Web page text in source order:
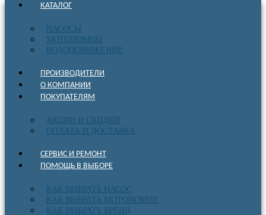
КАТАЛОГ
НАСОСЫ
МОТОПОМПЫ
ВОДОПОНИЖЕНИЕ
ПРОИЗВОДИТЕЛИ
О КОМПАНИИ
ПОКУПАТЕЛЯМ
АКЦИИ И СКИДКИ
ОПЛАТА И ДОСТАВКА
СЕРВИС И РЕМОНТ
ПОМОЩЬ В ВЫБОРЕ
КАК ВЫБРАТЬ НАСОС
КАК ВЫБРАТЬ МОТОПОМПУ
КАК ВЫБРАТЬ БРЕНД